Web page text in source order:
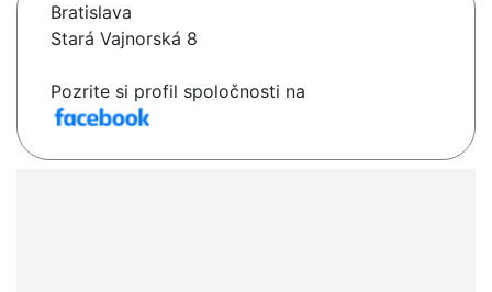
Bratislava
Stará Vajnorská 8
Pozrite si profil spoločnosti na